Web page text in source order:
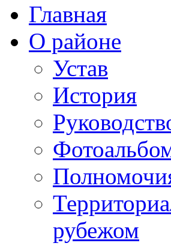
Главная
О районе
Устав
История
рубежом